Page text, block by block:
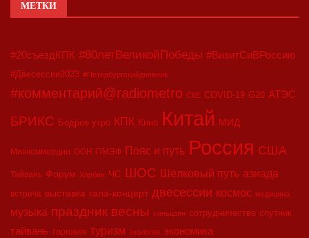
МЕТКИ
#20съездКПК #80летВеликойПобеды #ВизитСиВРоссию
#Двесессии2023 #Петербургскийдневник
#комментарий@radiometro CIIE COVID-19 G20 АТЭС
БРИКС Бодрое утро КПК Кино Китай МИД
Минкоммерции ООН ПМЭФ Пояс и путь Россия США
Тайвань Форум Харбин ЧС ШОС Шёлковый путь азиада
встреча выставка гала-концерт двесессии космос медицина
музыка праздник весны синьцзян сотрудничество спутник
тайвань торговля туризм экология экономика